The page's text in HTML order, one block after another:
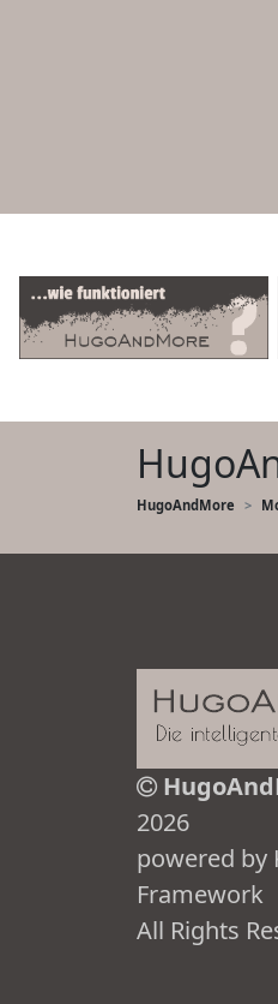
HugoAndMore
2026
powered by
Framework
All Rights